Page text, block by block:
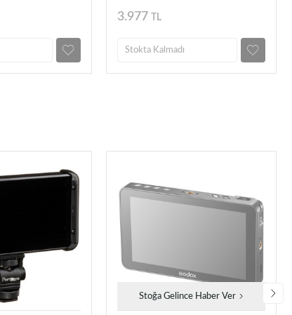
3.977 TL
Stokta Kalmadı
Stoğa Gelince Haber Ver